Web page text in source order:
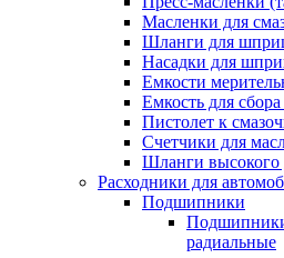
Масленки для
Шланги для
Насадки для
Емкости
Емкость для сбора
Пистолет к
Счетчики для
Шланги высокого
Расходники для
Подшипники
радиальные